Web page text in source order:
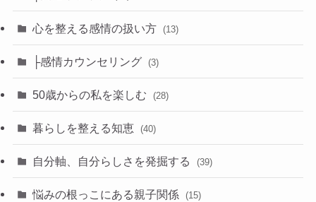
心を整える感情の扱い方 (13)
├感情カウンセリング (3)
50歳からの私を楽しむ (28)
暮らしを整える知恵 (40)
自分軸、自分らしさを発掘する (39)
悩みの根っこにある親子関係 (15)